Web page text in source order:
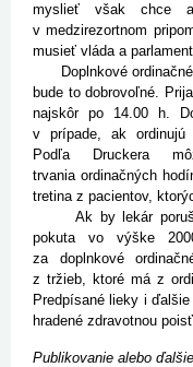
myslieť však chce
v medzirezortnom
musieť vláda a
Doplnkové ordinačné
bude to dobrovoľné.
najskôr po 14.00 h.
v prípade, ak
Podľa Druckera
trvania ordinačných
tretina z pacientov,
Ak by lekár porušil
pokuta vo výške
za doplnkové
z tržieb, ktoré má z
Predpísané lieky i
hradené zdravotnou
Publikovanie alebo